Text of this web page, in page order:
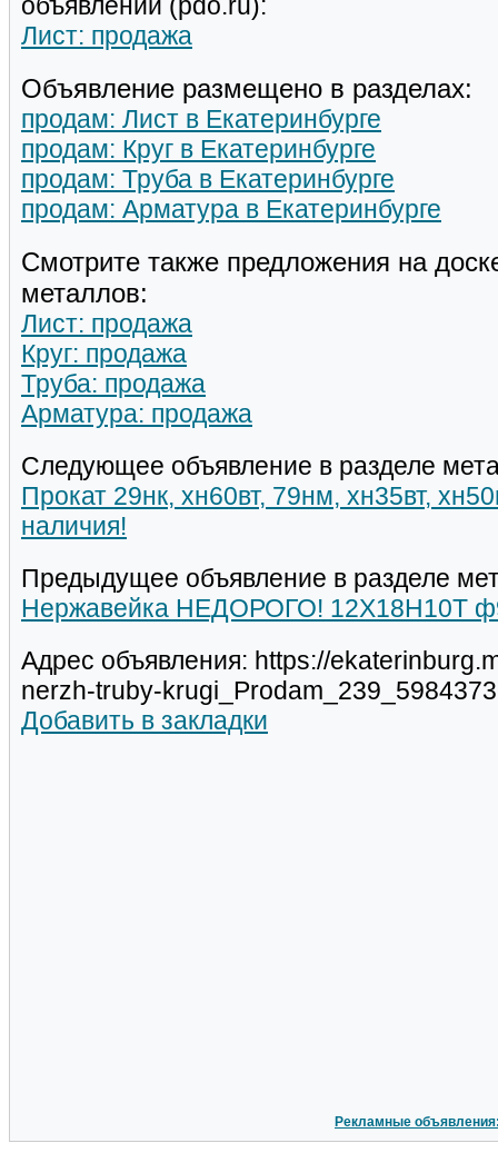
Лист: продажа
Объявление размещено в разделах:
продам: Лист в Екатеринбурге
продам: Круг в Екатеринбурге
продам: Труба в Екатеринбурге
продам: Арматура в Екатеринбурге
Смотрите также предложения на
металлов:
Лист: продажа
Круг: продажа
Труба: продажа
Арматура: продажа
Следующее объявление в разделе
Прокат 29нк, хн60вт, 79нм, хн35вт,
наличия!
Предыдущее объявление в разделе
Нержавейка НЕДОРОГО! 12Х18Н10Т
Адрес объявления: https://
nerzh-truby-
Добавить в закладки
Рекламные